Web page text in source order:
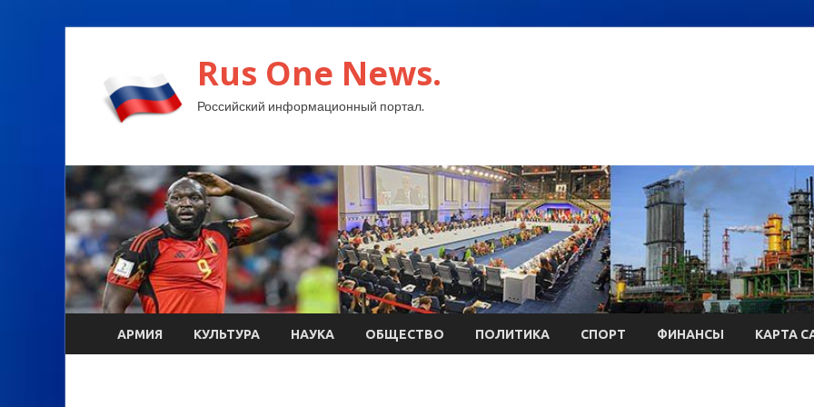
Rus One News.
Российский информационный портал.
АРМИЯ КУЛЬТУРА НАУКА ОБЩЕСТВО ПОЛИТИКА СПОРТ ФИНАНСЫ КАРТА